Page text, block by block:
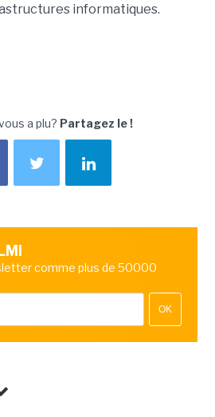
informatiques.
a plu? Partagez le !
comme plus de 50000
OK